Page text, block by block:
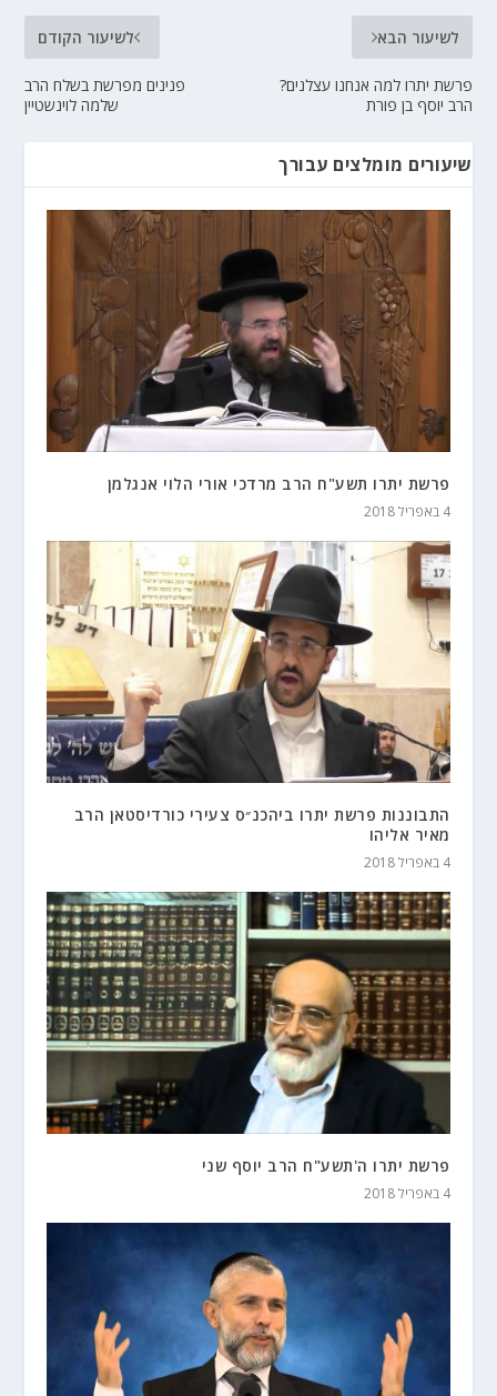
לשיעור הקודם
פנינים מפרשת בשלח הרב
שלמה לוינשטיין
לשיעור הבא
פרשת יתרו למה אנחנו עצלנים?
הרב יוסף בן פורת
שיעורים מומלצים עבורך
פרשת יתרו תשע"ח הרב מרדכי אורי הלוי אנגלמן
4 באפריל 2018
התבוננות פרשת יתרו ביהכנ״ס צעירי כורדיסטאן הרב
מאיר אליהו
4 באפריל 2018
פרשת יתרו ה'תשע"ח הרב יוסף שני
4 באפריל 2018